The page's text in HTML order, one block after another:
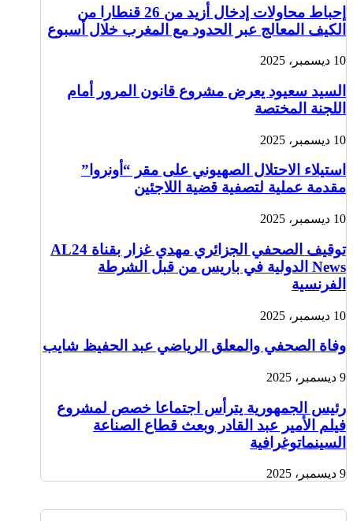
إحباط محاولات إدخال أزيد من 26 قنطارا من
الكيف المعالج عبر الحدود مع المغرب خلال أسبوع
10 ديسمبر، 2025
السيد سعيود يعرض مشروع قانون المرور أمام
اللجنة المختصة
10 ديسمبر، 2025
استيلاء الاحتلال الصهيوني على مقر “أونروا”
مقدمة عملية لتصفية قضية اللاجئين
10 ديسمبر، 2025
توقيف الصحفي الجزائري مهدي غزار بقناة AL24
News الدولية في باريس من قبل الشرطة
الفرنسية
10 ديسمبر، 2025
وفاة الصحفي والمعلق الرياضي عبد الحفيظ شايب
9 ديسمبر، 2025
رئيس الجمهورية يترأس اجتماعا خصص لمشروع
فيلم الأمير عبد القادر وبعث قطاع الصناعة
السينماتوغرافية
9 ديسمبر، 2025